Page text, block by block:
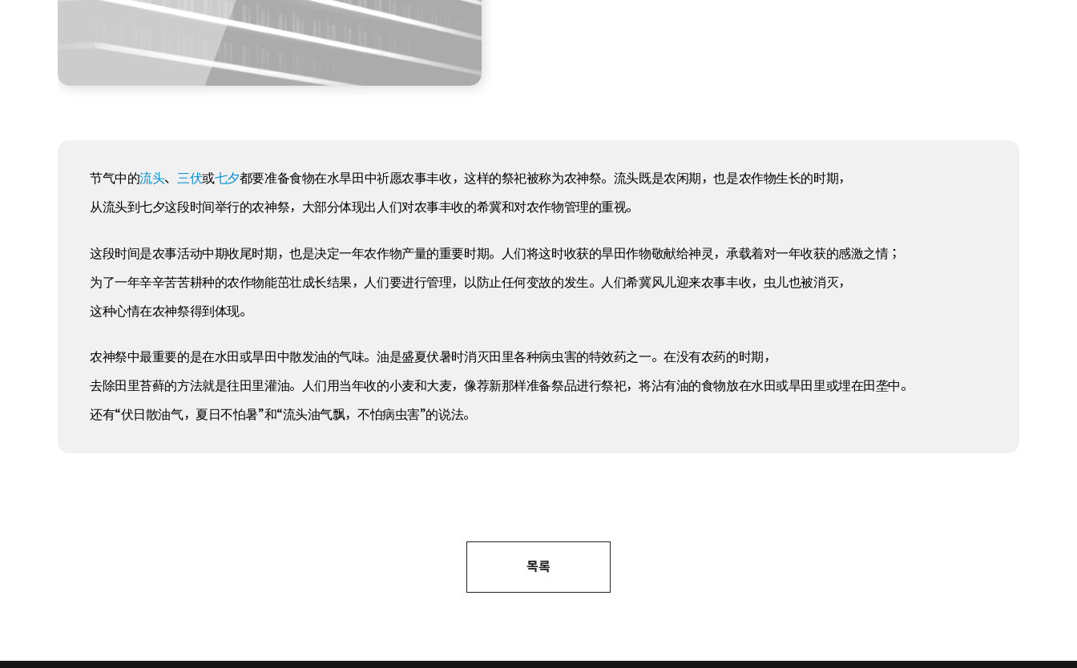
节气中的流头、 三伏或七夕都要准备食物在水旱田中祈愿农事丰收，这样的祭祀被称为农神祭。流头既是农闲期，也是农作物生长的时期，
从流头到七夕这段时间举行的农神祭，大部分体现出人们对农事丰收的希冀和对农作物管理的重视。
这段时间是农事活动中期收尾时期，也是决定一年农作物产量的重要时期。人们将这时收获的旱田作物敬献给神灵，承载着对一年收获的感激之情；
为了一年辛辛苦苦耕种的农作物能茁壮成长结果，人们要进行管理，以防止任何变故的发生。人们希冀风儿迎来农事丰收，虫儿也被消灭，
这种心情在农神祭得到体现。
农神祭中最重要的是在水田或旱田中散发油的气味。油是盛夏伏暑时消灭田里各种病虫害的特效药之一。在没有农药的时期，
去除田里苔藓的方法就是往田里灌油。人们用当年收的小麦和大麦，像荐新那样准备祭品进行祭祀，将沾有油的食物放在水田或旱田里或埋在田垄中。
还有“伏日散油气，夏日不怕暑”和“流头油气飘，不怕病虫害”的说法。
목록